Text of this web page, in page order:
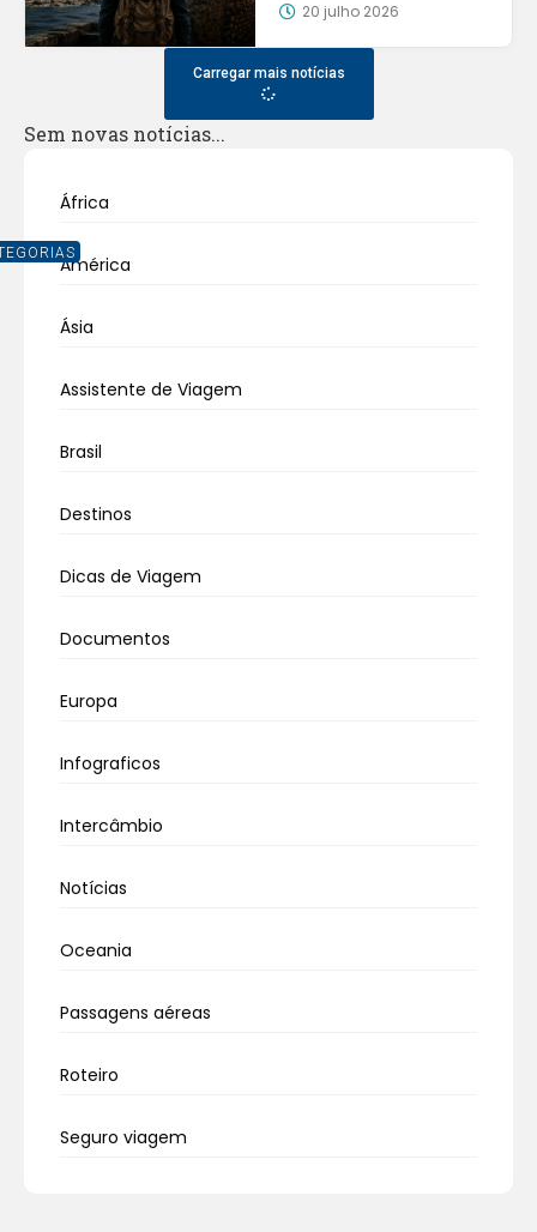
África
América
Ásia
Assistente de Viagem
Brasil
Destinos
Dicas de Viagem
Documentos
Europa
Infograficos
Intercâmbio
Notícias
Oceania
Passagens aéreas
Roteiro
Seguro viagem
20 julho 2026
Carregar mais notícias
Sem novas notícias...